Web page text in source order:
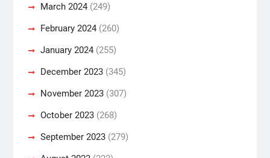
March 2024(249)
February 2024(260)
January 2024(255)
December 2023(345)
November 2023(307)
October 2023(268)
September 2023(279)